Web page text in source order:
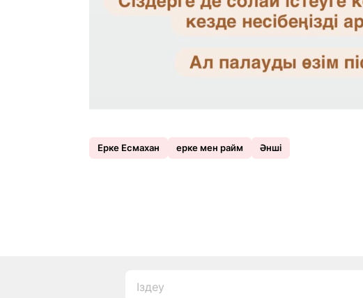
Ерке Есмахан ерке мен райм Әнші